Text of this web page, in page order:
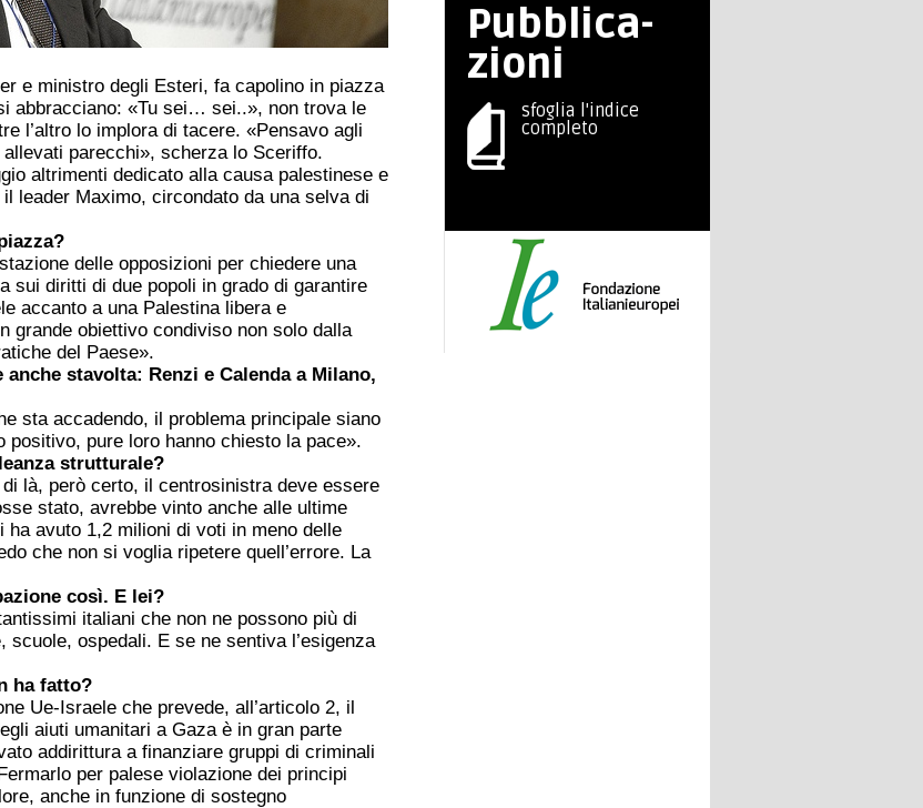
e ministro degli Esteri, fa capolino in piazza
abbracciano: «Tu sei… sei..», non trova le
l’altro lo implora di tacere. «Pensavo agli
parecchi», scherza lo Sceriffo.
altrimenti dedicato alla causa palestinese e
leader Maximo, circondato da una selva di
delle opposizioni per chiedere una
sui diritti di due popoli in grado di garantire
accanto a una Palestina libera e
grande obiettivo condiviso non solo dalla
del Paese».
stavolta: Renzi e Calenda a Milano,
sta accadendo, il problema principale siano
pure loro hanno chiesto la pace».
strutturale?
là, però certo, il centrosinistra deve essere
stato, avrebbe vinto anche alle ultime
avuto 1,2 milioni di voti in meno delle
che non si voglia ripetere quell’errore. La
così. E lei?
italiani che non ne possono più di
ospedali. E se ne sentiva l’esigenza
ha fatto?
Ue-Israele che prevede, all’articolo 2, il
aiuti umanitari a Gaza è in gran parte
addirittura a finanziare gruppi di criminali
per palese violazione dei principi
anche in funzione di sostegno
Pubblica-
zioni
sfoglia l'indice
completo